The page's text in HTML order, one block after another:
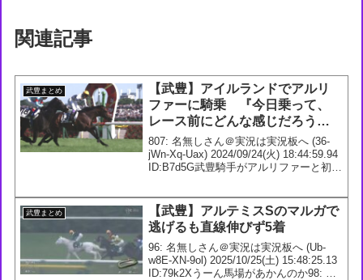
関連記事
武豊まとめ
【武豊】アイルランドでアルリ
ファーに騎乗 『今日乗って、
レース前にどんな感じだろう？
とか要らない心配が消えたのは
よかった』
807: 名無しさん＠実況は実況板へ (36-
jWn-Xq-Uax) 2024/09/24(火) 18:44:59.94
ID:B7d5G武豊騎手がアルリファーと初コ
ポ...
武豊まとめ
【武豊】アルテミスSのマルガで
逃げるも直線伸びず5着
96: 名無しさん＠実況は実況板へ (Ub-
w8E-XN-9ol) 2025/10/25(土) 15:48:25.13
ID:79k2Xうーん馬場があかんのか98: 名